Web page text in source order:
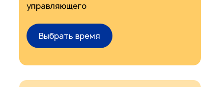
управляющего
Выбрать время